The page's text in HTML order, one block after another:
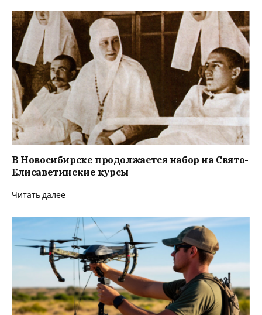
В Новосибирске продолжается набор на Свято-
Елисаветинские курсы
Читать далее